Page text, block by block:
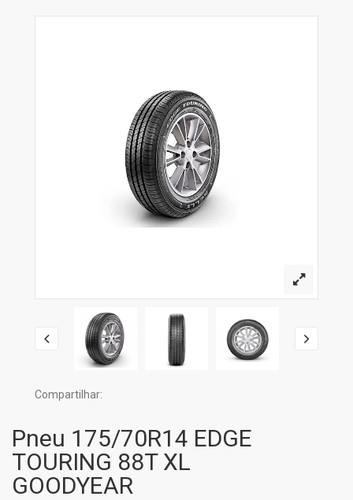
Compartilhar:
Pneu 175/70R14 EDGE
TOURING 88T XL
GOODYEAR